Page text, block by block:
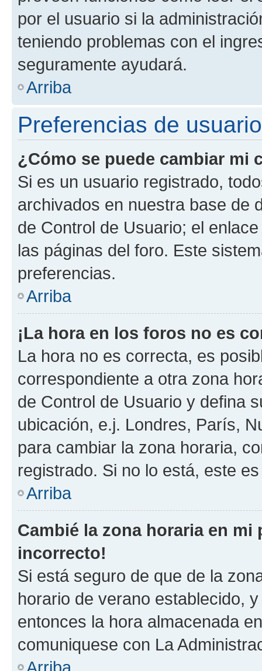
por el usuario si la
teniendo problemas con el
seguramente ayudará.
Arriba
Preferencias de
¿Cómo se puede cambiar mi
Si es un usuario registrado,
archivados en nuestra base de
de Control de Usuario; el
las páginas del foro. Este
preferencias.
Arriba
¡La hora en los foros no es
La hora no es correcta, es
correspondiente a otra zona
de Control de Usuario y defina
ubicación, e.j. Londres, París,
para cambiar la zona horaria,
registrado. Si no lo está, este
Arriba
Cambié la zona horaria en
incorrecto!
Si está seguro de que de la
horario de verano establecido,
entonces la hora almacenada
comuniquese con La